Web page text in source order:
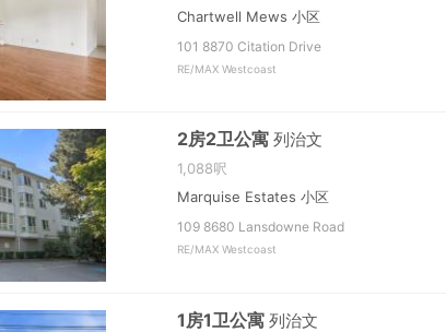
Chartwell Mews 小区
101 8870 Citation Drive
RE/MAX Westcoast
2房2卫公寓列治文
1,088呎
Marquise Estates 小区
109 8680 Lansdowne Road
RE/MAX Westcoast
1房1卫公寓列治文